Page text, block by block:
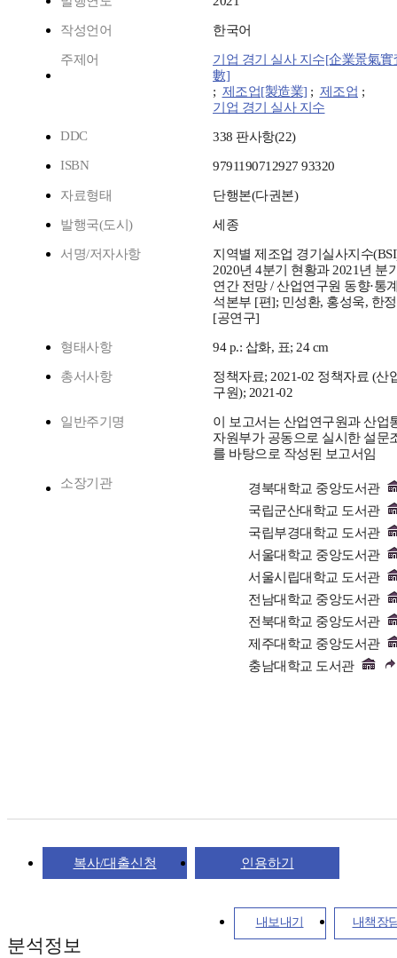
작성언어 한국어
주제어
기업 경기 실사 지수[企業景氣實
數]
; 제조업[製造業] ; 제조업 ;
기업 경기 실사 지수
DDC
338 판사항(22)
ISBN
9791190712927 93320
자료형태 단행본(다권본)
발행국(도시) 세종
서명/저자사항
지역별 제조업 경기실사지수
2020년 4분기 현황과 2021년 분
연간 전망 / 산업연구원 동향·통
석본부 [편]; 민성환, 홍성욱, 한
[공연구]
형태사항 94 p.: 삽화, 표; 24 cm
총서사항
정책자료; 2021-02 정책자료 (산
구원); 2021-02
일반주기명
이 보고서는 산업연구원과 산업
자원부가 공동으로 실시한 설문
를 바탕으로 작성된 보고서임
소장기관
경북대학교 중앙도서관
국립군산대학교 도서관
국립부경대학교 도서관
서울대학교 중앙도서관
서울시립대학교 도서관
전남대학교 중앙도서관
전북대학교 중앙도서관
제주대학교 중앙도서관
충남대학교 도서관
복사/대출신청 인용하기
내보내기 내책장
분석정보